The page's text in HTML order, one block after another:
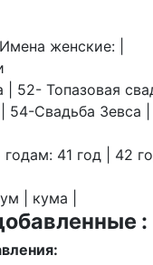
женские: |
| 52- Топазовая
54-Свадьба Зевса
41 год | 42
| кума |
: